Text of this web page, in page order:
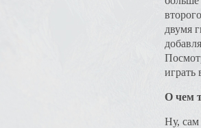
двумя
играть
О чем
Ну, сам